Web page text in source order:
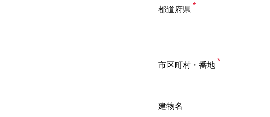
都道府県 *
市区町村・番地 *
建物名